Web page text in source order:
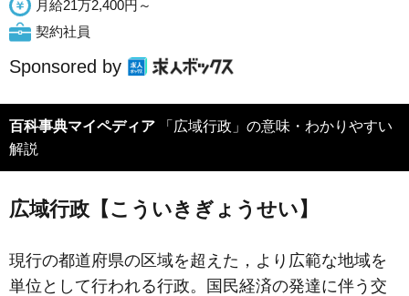
月給21万2,400円～
契約社員
Sponsored by
百科事典マイペディア 「広域行政」の意味・わかりやすい
解説
広域行政【こういきぎょうせい】
現行の都道府県の区域を超えた，より広範な地域を
単位として行われる行政。国民経済の発達に伴う交